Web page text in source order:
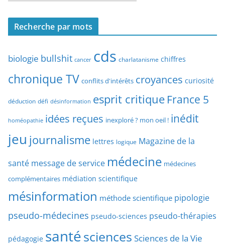
e
a
y
e
d
’
a
i
c
e
c
r
h
p
a
t
e
Recherche par mots
biologie bullshit cancer cds charlatanisme chiffres
chronique TV conflits d'intérêts croyances curiosité
déduction défi désinformation esprit critique France 5
homéopathie idées reçues inexploré ? mon oeil ! inédit
jeu journalisme lettres logique Magazine de la
santé message de service médecine médecines
complémentaires médiation scientifique
mésinformation méthode scientifique pipologie
pseudo-médecines pseudo-sciences pseudo-thérapies
pédagogie santésciences Sciences de la Vie